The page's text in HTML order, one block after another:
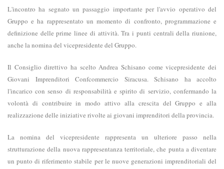
L'incontro ha segnato un passaggio importante per l'avvio operativo del
Gruppo e ha rappresentato un momento di confronto, programmazione e
definizione delle prime linee di attività. Tra i punti centrali della riunione,
anche la nomina del vicepresidente del Gruppo.
Il Consiglio direttivo ha scelto Andrea Schisano come vicepresidente dei
Giovani Imprenditori Confcommercio Siracusa. Schisano ha accolto
l'incarico con senso di responsabilità e spirito di servizio, confermando la
volontà di contribuire in modo attivo alla crescita del Gruppo e alla
realizzazione delle iniziative rivolte ai giovani imprenditori della provincia.
La nomina del vicepresidente rappresenta un ulteriore passo nella
strutturazione della nuova rappresentanza territoriale, che punta a diventare
un punto di riferimento stabile per le nuove generazioni imprenditoriali del